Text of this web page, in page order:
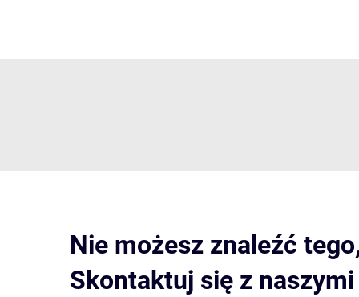
Nie możesz znaleźć
Skontaktuj się z